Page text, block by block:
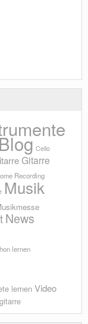
Cello
Gitarre
Recording
Musik
News
lernen
lernen Video